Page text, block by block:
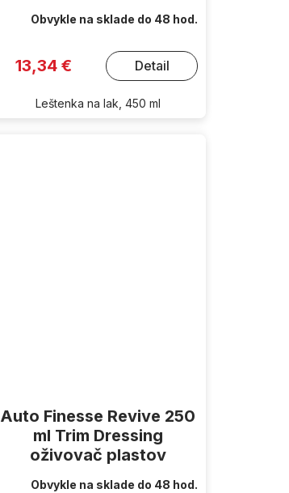
Obvykle na sklade do 48 hod.
13,34 € Detail
Leštenka na lak, 450 ml
Auto Finesse Revive 250
ml Trim Dressing
oživovač plastov
Obvykle na sklade do 48 hod.